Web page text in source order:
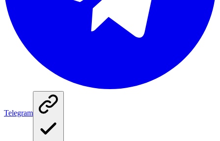
Telegram